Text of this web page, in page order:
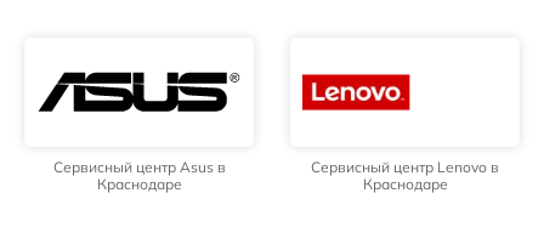
Сервисный центр Asus в
Краснодаре
Сервисный центр Lenovo в
Краснодаре